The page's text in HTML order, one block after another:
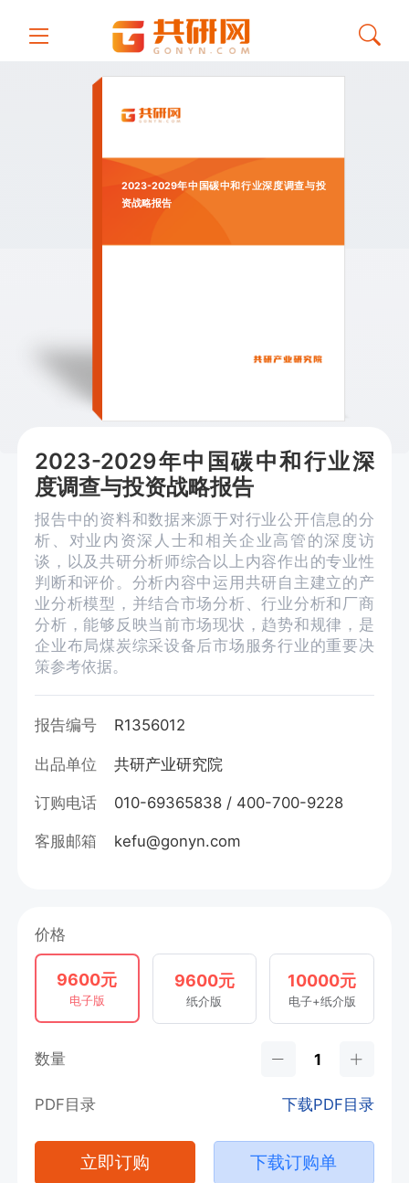
2023-2029年中国碳中和行业深度调查与投
资战略报告
2023-2029年中国碳中和行业深
度调查与投资战略报告
报告中的资料和数据来源于对行业公开信息的分
析、对业内资深人士和相关企业高管的深度访
谈，以及共研分析师综合以上内容作出的专业性
判断和评价。分析内容中运用共研自主建立的产
业分析模型，并结合市场分析、行业分析和厂商
分析，能够反映当前市场现状，趋势和规律，是
企业布局煤炭综采设备后市场服务行业的重要决
策参考依据。
报告编号 R1356012
出品单位 共研产业研究院
订购电话 010-69365838 / 400-700-9228
客服邮箱 kefu@gonyn.com
价格
9600元
电子版
9600元
纸介版
10000元
电子+纸介版
数量
PDF目录 下载PDF目录
立即订购 下载订购单